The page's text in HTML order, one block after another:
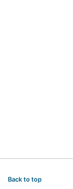
Back to top